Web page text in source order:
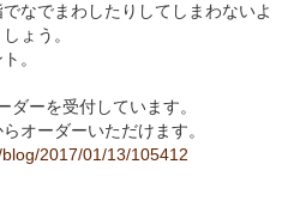
なでまわしたりしてしまわないよ
ょう。
。
ーを受付しています。
オーダーいただけます。
2017/01/13/105412